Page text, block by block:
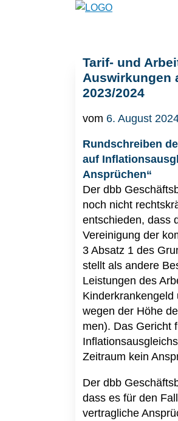
Tarif- und
Auswirkungen
2023/2024
vom 6. August
Rundschreiben
auf
Ansprüchen“
Der dbb
noch nicht
entschieden, dass
Vereinigung der
3 Absatz 1 des
stellt als andere
Leistungen des
wegen der Höhe
men). Das Gericht
Zeitraum kein
Der dbb
dass es für den
vertragliche